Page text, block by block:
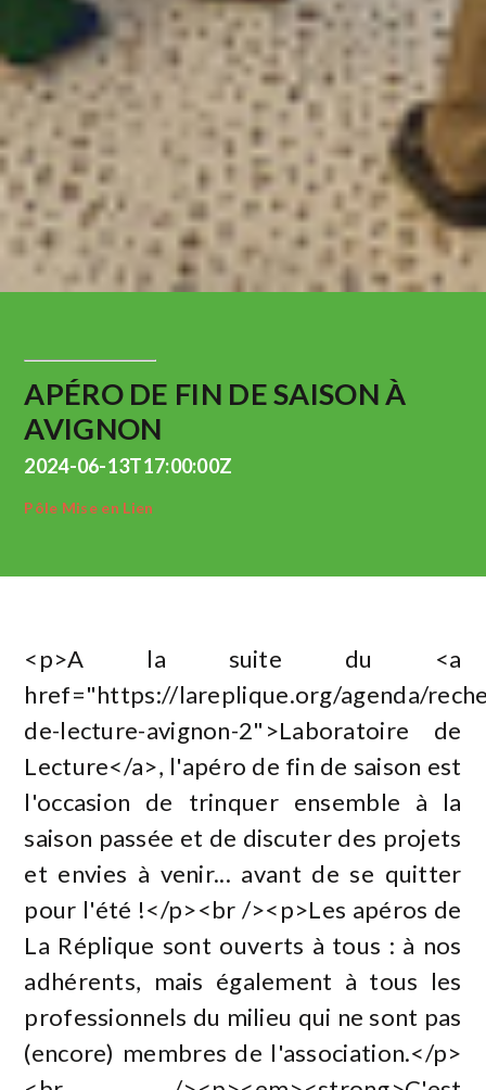
APÉRO DE FIN DE SAISON À
AVIGNON
2024-06-13T17:00:00Z
Pôle Mise en Lien
<p>A la suite du <a
href="https://lareplique.org/agenda/
de-lecture-avignon-2">Laboratoire de
Lecture</a>, l'apéro de fin de saison est
l'occasion de trinquer ensemble à la
saison passée et de discuter des projets
et envies à venir... avant de se quitter
pour l'été !</p><br /><p>Les apéros de
La Réplique sont ouverts à tous : à nos
adhérents, mais également à tous les
professionnels du milieu qui ne sont pas
(encore) membres de l'association.</p>